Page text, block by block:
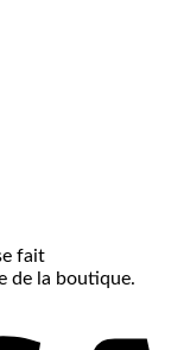
fait
de la boutique.